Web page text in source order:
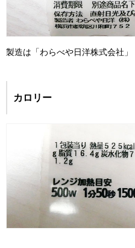
製造は「わらべや日洋株式会社」
カロリー